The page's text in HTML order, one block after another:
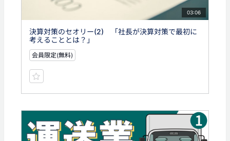
03:06
決算対策のセオリー(2) 「社長が決算対策で最初に
考えることとは？」
会員限定(無料)